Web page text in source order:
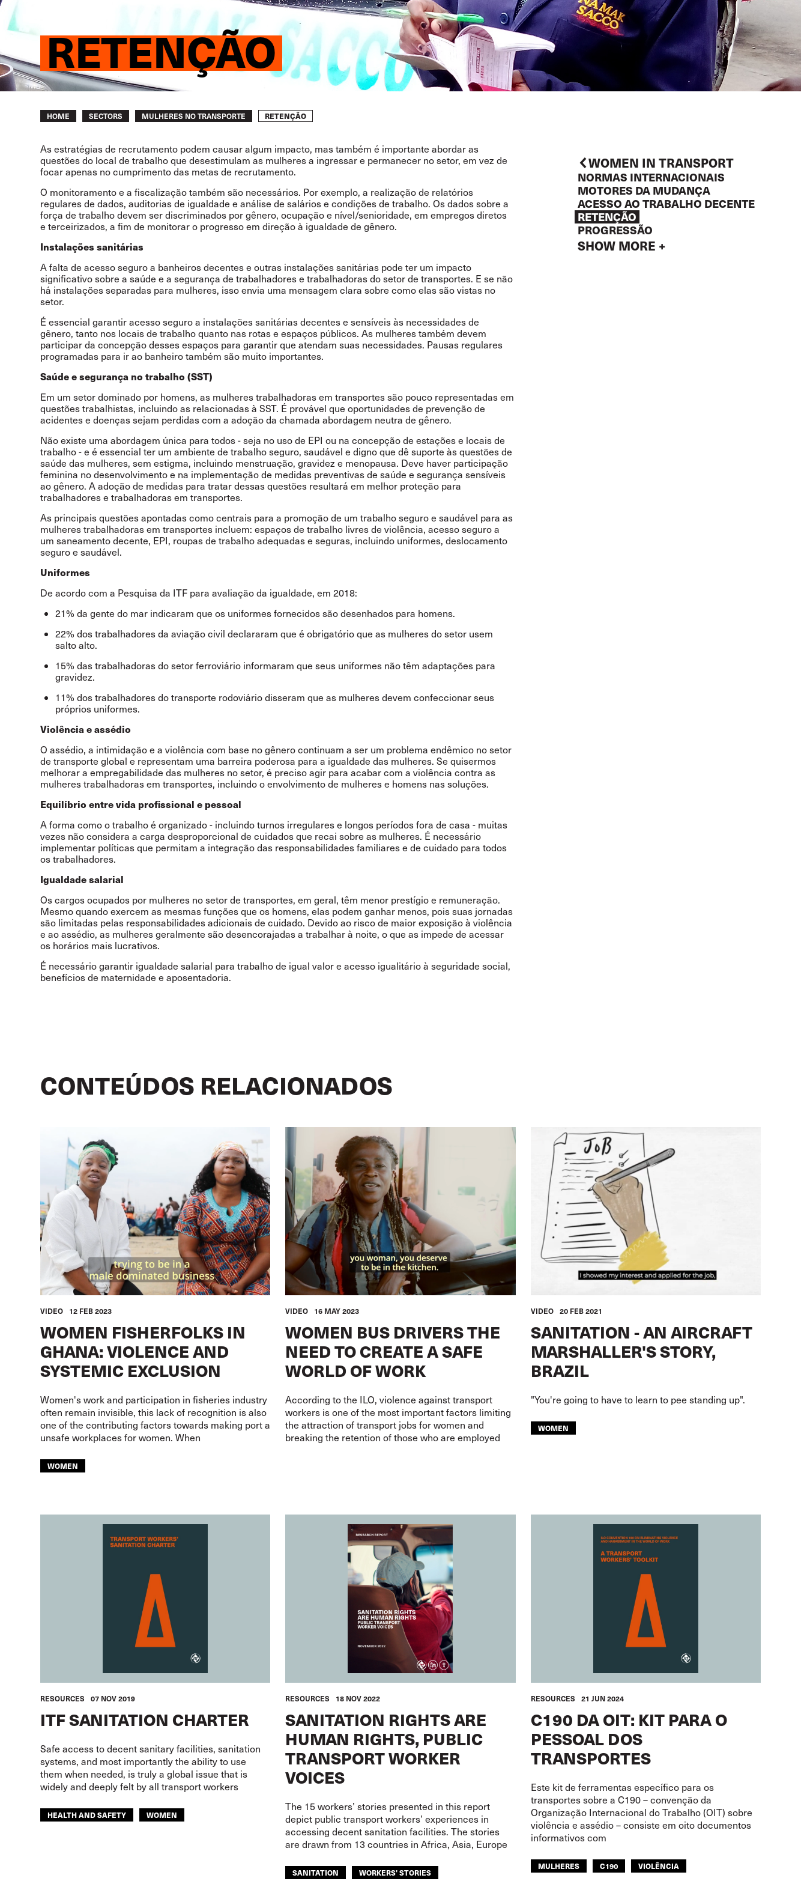
RETENÇÃO
Breadcrumb
HOME SECTORS MULHERES NO TRANSPORTE RETENÇÃO
WOMEN IN TRANSPORT
NORMAS INTERNACIONAIS
MOTORES DA MUDANÇA
ACESSO AO TRABALHO DECENTE
RETENÇÃO
PROGRESSÃO
SHOW MORE +
As estratégias de recrutamento podem causar algum impacto, mas também é importante abordar as
questões do local de trabalho que desestimulam as mulheres a ingressar e permanecer no setor, em vez de
focar apenas no cumprimento das metas de recrutamento.
O monitoramento e a fiscalização também são necessários. Por exemplo, a realização de relatórios
regulares de dados, auditorias de igualdade e análise de salários e condições de trabalho. Os dados sobre a
força de trabalho devem ser discriminados por gênero, ocupação e nível/senioridade, em empregos diretos
e terceirizados, a fim de monitorar o progresso em direção à igualdade de gênero.
Instalações sanitárias
A falta de acesso seguro a banheiros decentes e outras instalações sanitárias pode ter um impacto
significativo sobre a saúde e a segurança de trabalhadores e trabalhadoras do setor de transportes. E se não
há instalações separadas para mulheres, isso envia uma mensagem clara sobre como elas são vistas no
setor.
É essencial garantir acesso seguro a instalações sanitárias decentes e sensíveis às necessidades de
gênero, tanto nos locais de trabalho quanto nas rotas e espaços públicos. As mulheres também devem
participar da concepção desses espaços para garantir que atendam suas necessidades. Pausas regulares
programadas para ir ao banheiro também são muito importantes.
Saúde e segurança no trabalho (SST)
Em um setor dominado por homens, as mulheres trabalhadoras em transportes são pouco representadas em
questões trabalhistas, incluindo as relacionadas à SST. É provável que oportunidades de prevenção de
acidentes e doenças sejam perdidas com a adoção da chamada abordagem neutra de gênero.
Não existe uma abordagem única para todos - seja no uso de EPI ou na concepção de estações e locais de
trabalho - e é essencial ter um ambiente de trabalho seguro, saudável e digno que dê suporte às questões de
saúde das mulheres, sem estigma, incluindo menstruação, gravidez e menopausa. Deve haver participação
feminina no desenvolvimento e na implementação de medidas preventivas de saúde e segurança sensíveis
ao gênero. A adoção de medidas para tratar dessas questões resultará em melhor proteção para
trabalhadores e trabalhadoras em transportes.
As principais questões apontadas como centrais para a promoção de um trabalho seguro e saudável para as
mulheres trabalhadoras em transportes incluem: espaços de trabalho livres de violência, acesso seguro a
um saneamento decente, EPI, roupas de trabalho adequadas e seguras, incluindo uniformes, deslocamento
seguro e saudável.
Uniformes
De acordo com a Pesquisa da ITF para avaliação da igualdade, em 2018:
21% da gente do mar indicaram que os uniformes fornecidos são desenhados para homens.
22% dos trabalhadores da aviação civil declararam que é obrigatório que as mulheres do setor usem
salto alto.
15% das trabalhadoras do setor ferroviário informaram que seus uniformes não têm adaptações para
gravidez.
11% dos trabalhadores do transporte rodoviário disseram que as mulheres devem confeccionar seus
próprios uniformes.
Violência e assédio
O assédio, a intimidação e a violência com base no gênero continuam a ser um problema endêmico no setor
de transporte global e representam uma barreira poderosa para a igualdade das mulheres. Se quisermos
melhorar a empregabilidade das mulheres no setor, é preciso agir para acabar com a violência contra as
mulheres trabalhadoras em transportes, incluindo o envolvimento de mulheres e homens nas soluções.
Equilíbrio entre vida profissional e pessoal
A forma como o trabalho é organizado - incluindo turnos irregulares e longos períodos fora de casa - muitas
vezes não considera a carga desproporcional de cuidados que recai sobre as mulheres. É necessário
implementar políticas que permitam a integração das responsabilidades familiares e de cuidado para todos
os trabalhadores.
Igualdade salarial
Os cargos ocupados por mulheres no setor de transportes, em geral, têm menor prestígio e remuneração.
Mesmo quando exercem as mesmas funções que os homens, elas podem ganhar menos, pois suas jornadas
são limitadas pelas responsabilidades adicionais de cuidado. Devido ao risco de maior exposição à violência
e ao assédio, as mulheres geralmente são desencorajadas a trabalhar à noite, o que as impede de acessar
os horários mais lucrativos.
É necessário garantir igualdade salarial para trabalho de igual valor e acesso igualitário à seguridade social,
benefícios de maternidade e aposentadoria.
CONTEÚDOS RELACIONADOS
VIDEO 12 FEB 2023
WOMEN FISHERFOLKS IN
GHANA: VIOLENCE AND
SYSTEMIC EXCLUSION
Women's work and participation in fisheries industry
often remain invisible, this lack of recognition is also
one of the contributing factors towards making port a
unsafe workplaces for women. When
WOMEN
VIDEO 16 MAY 2023
WOMEN BUS DRIVERS THE
NEED TO CREATE A SAFE
WORLD OF WORK
According to the ILO, violence against transport
workers is one of the most important factors limiting
the attraction of transport jobs for women and
breaking the retention of those who are employed
VIDEO 20 FEB 2021
SANITATION - AN AIRCRAFT
MARSHALLER'S STORY,
BRAZIL
"You're going to have to learn to pee standing up".
WOMEN
RESOURCES 07 NOV 2019
ITF SANITATION CHARTER
Safe access to decent sanitary facilities, sanitation
systems, and most importantly the ability to use
them when needed, is truly a global issue that is
widely and deeply felt by all transport workers
HEALTH AND SAFETY WOMEN
RESOURCES 18 NOV 2022
SANITATION RIGHTS ARE
HUMAN RIGHTS, PUBLIC
TRANSPORT WORKER
VOICES
The 15 workers’ stories presented in this report
depict public transport workers’ experiences in
accessing decent sanitation facilities. The stories
are drawn from 13 countries in Africa, Asia, Europe
SANITATION WORKERS' STORIES
RESOURCES 21 JUN 2024
C190 DA OIT: KIT PARA O
PESSOAL DOS
TRANSPORTES
Este kit de ferramentas específico para os
transportes sobre a C190 – convenção da
Organização Internacional do Trabalho (OIT) sobre
violência e assédio – consiste em oito documentos
informativos com
MULHERES C190
VIOLÊNCIA